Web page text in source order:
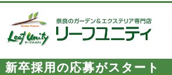
新卒採用の応募がスタート